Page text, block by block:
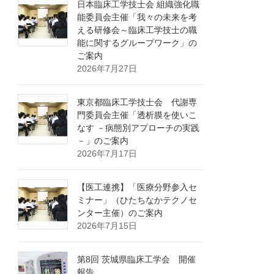
日本臨床工学技士会 組織強化職
能委員会主催「我々の未来を考
える研修会～臨床工学技士の職
能に関するグループワーク」の
ご案内
2026年7月27日
東京都臨床工学技士会 代謝専
門委員会主催「透析膜を使いこ
なす －病態別アプローチの実践
－」のご案内
2026年7月17日
【医工連携】「医療分野参入セ
ミナー」（ひたちなかテクノセ
ンター主催）のご案内
2026年7月15日
第8回 茨城県臨床工学会 開催